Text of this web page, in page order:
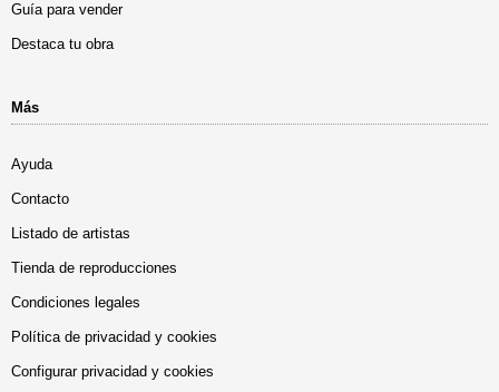
Guía para vender
Destaca tu obra
Más
Ayuda
Contacto
Listado de artistas
Tienda de reproducciones
Condiciones legales
Política de privacidad y cookies
Configurar privacidad y cookies